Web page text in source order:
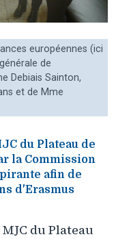
européennes (ici
de
Debiais Sainton,
et de Mme
du Plateau de
la Commission
afin de
d'Erasmus
du Plateau